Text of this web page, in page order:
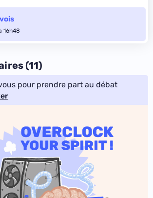
16h48
(11)
pour prendre part au débat